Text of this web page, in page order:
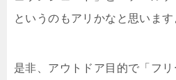
というのもアリかなと思います
是非、アウトドア目的で「フ